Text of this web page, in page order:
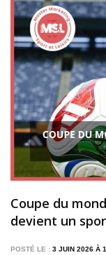
Coupe du
devient un
POSTÉ LE : 3 JUIN 2026 À